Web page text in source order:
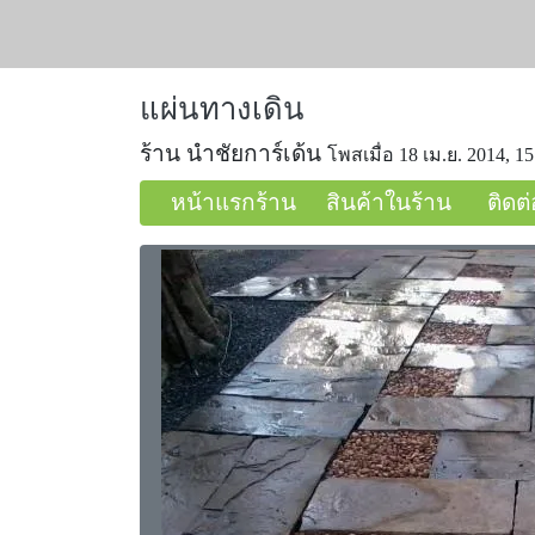
แผ่นทางเดิน
ร้าน นำชัยการ์เด้น โพสเมื่อ 18 เม.ย. 2014,
หน้าแรกร้าน สินค้าในร้าน ติด